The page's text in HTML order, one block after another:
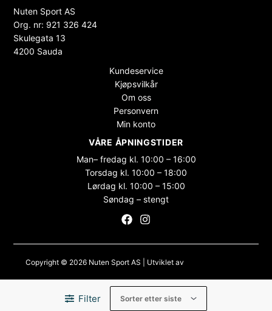
Filter
Nuten Sport AS
Org. nr: 921 326 424
Skulegata 13
4200 Sauda
Kundeservice
Kjøpsvilkår
Om oss
Personvern
Min konto
VÅRE ÅPNINGSTIDER
Man– fredag kl. 10:00 – 16:00
Torsdag kl. 10:00 – 18:00
Lørdag kl. 10:00 – 15:00
Søndag – stengt
Copyright © 2026 Nuten Sport AS | Utviklet av